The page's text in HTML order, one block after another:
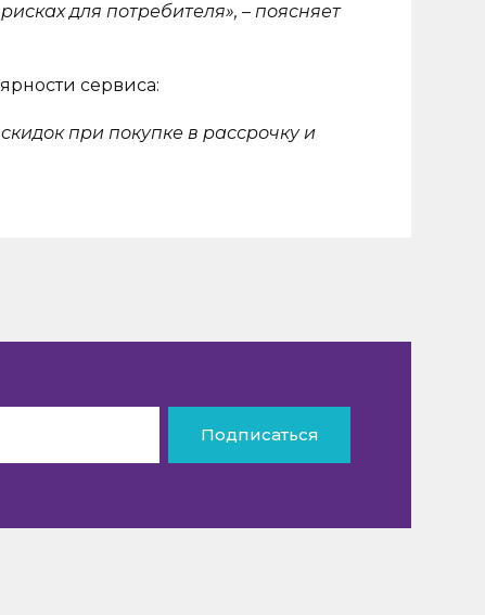
для потребителя», – поясняет
сервиса:
при покупке в рассрочку и